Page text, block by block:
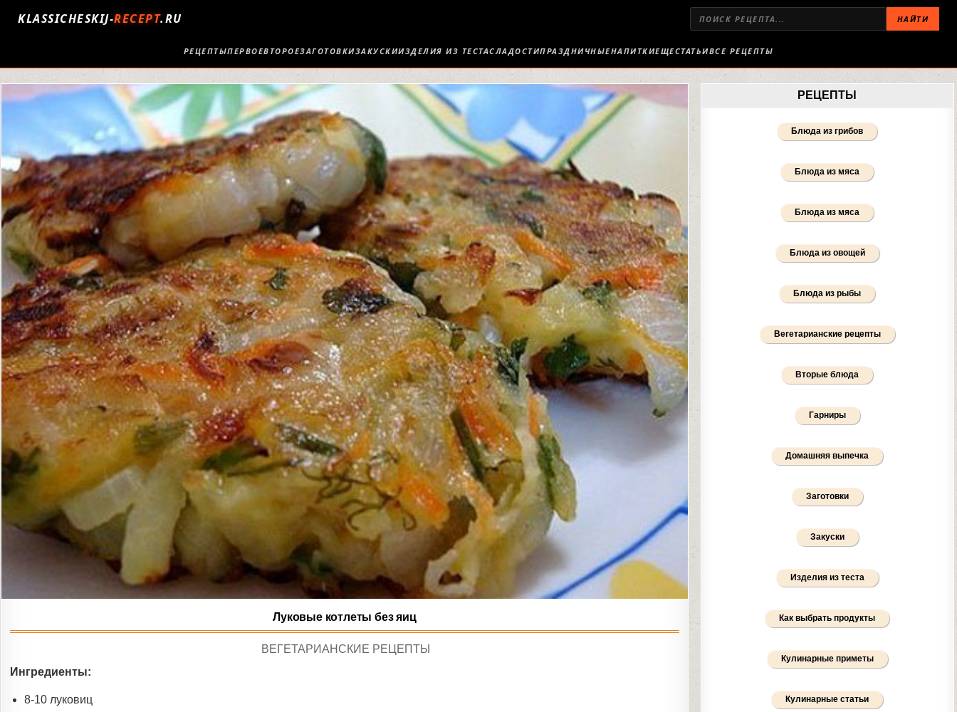
KLASSICHESKIJ-RECEPT.RU НАЙТИ
РЕЦЕПТЫПЕРВОЕВТОРОЕЗАГОТОВКИЗАКУСКИИЗДЕЛИЯ ИЗ ТЕСТАСЛАДОСТИПРАЗДНИЧНЫЕНАПИТКИЕЩЕСТАТЬИВСЕ РЕЦЕПТЫ
Луковые котлеты без яиц
POSTED
ВЕГЕТАРИАНСКИЕ РЕЦЕПТЫ
Ингредиенты:
8-10 луковиц
РЕЦЕПТЫ
Блюда из грибов
Блюда из мяса
Блюда из мяса
Блюда из овощей
Блюда из рыбы
Вегетарианские рецепты
Вторые блюда
Гарниры
Домашняя выпечка
Заготовки
Закуски
Изделия из теста
Как выбрать продукты
Кулинарные приметы
Кулинарные статьи